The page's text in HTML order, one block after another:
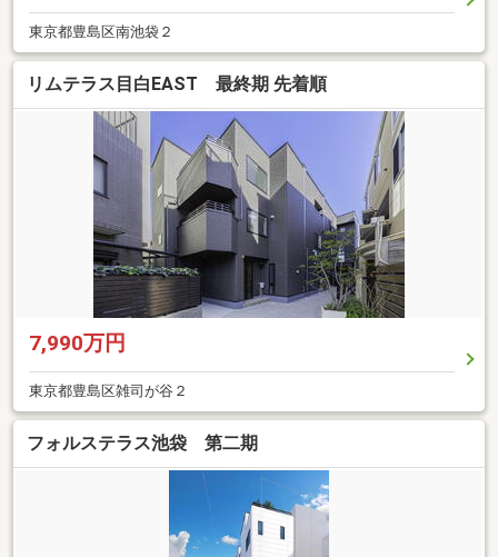
東京都豊島区南池袋２
リムテラス目白EAST 最終期 先着順
7,990万円
東京都豊島区雑司が谷２
フォルステラス池袋 第二期